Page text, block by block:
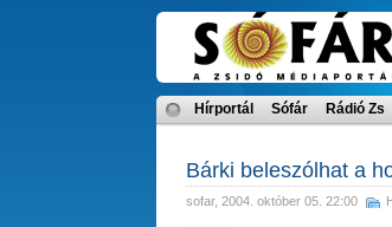
Hírportál Sófár Rádió Zs
Bárki beleszólhat a
sofar, 2004. október 05. 22:00